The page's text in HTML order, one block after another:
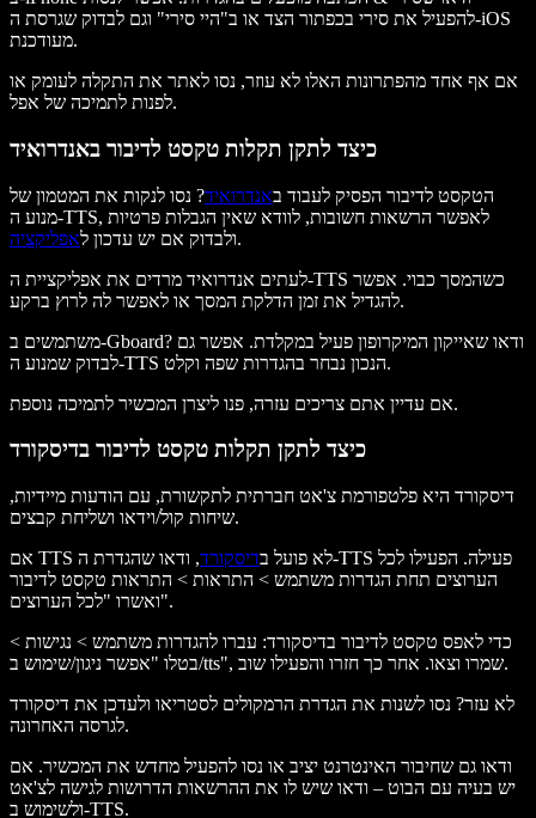
להפעיל את סירי בכפתור הצד או ב"היי סירי" וגם לבדוק שגרסת ה-iOS
מעודכנת.
אם אף אחד מהפתרונות האלו לא עוזר, נסו לאתר את התקלה לעומק או
לפנות לתמיכה של אפל.
כיצד לתקן תקלות טקסט לדיבור באנדרואיד
הטקסט לדיבור הפסיק לעבוד באנדרואיד? נסו לנקות את המטמון של
מנוע ה-TTS, לאפשר הרשאות חשובות, לוודא שאין הגבלות פרטיות
ולבדוק אם יש עדכון לאפליקציה
.
לעתים אנדרואיד מרדים את אפליקציית ה-TTS כשהמסך כבוי. אפשר
להגדיל את זמן הדלקת המסך או לאפשר לה לרוץ ברקע.
משתמשים ב-Gboard? ודאו שאייקון המיקרופון פעיל במקלדת. אפשר גם
לבדוק שמנוע ה-TTS הנכון נבחר בהגדרות שפה וקלט.
אם עדיין אתם צריכים עזרה, פנו ליצרן המכשיר לתמיכה נוספת.
כיצד לתקן תקלות טקסט לדיבור בדיסקורד
דיסקורד היא פלטפורמת צ'אט חברתית לתקשורת, עם הודעות מיידיות,
שיחות קול/וידאו ושליחת קבצים.
אם TTS לא פועל בדיסקורד, ודאו שהגדרת ה-TTS פעילה. הפעילו לכל
הערוצים תחת הגדרות משתמש > התראות > התראות טקסט לדיבור
ואשרו "לכל הערוצים".
כדי לאפס טקסט לדיבור בדיסקורד: עברו להגדרות משתמש > נגישות >
בטלו "אפשר ניגון/שימוש ב/tts", שמרו וצאו. אחר כך חזרו והפעילו שוב.
לא עזר? נסו לשנות את הגדרת הרמקולים לסטריאו ולעדכן את דיסקורד
לגרסה האחרונה.
ודאו גם שחיבור האינטרנט יציב או נסו להפעיל מחדש את המכשיר. אם
יש בעיה עם הבוט – ודאו שיש לו את ההרשאות הדרושות לגישה לצ'אט
ולשימוש ב-TTS.